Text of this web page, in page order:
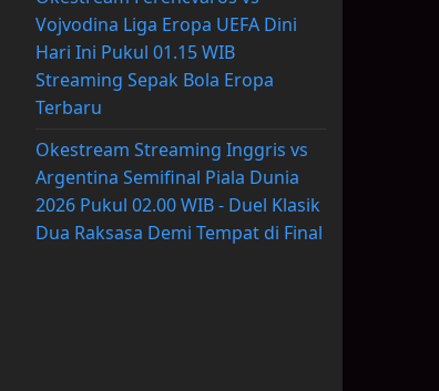
Vojvodina Liga Eropa UEFA Dini
Hari Ini Pukul 01.15 WIB
Streaming Sepak Bola Eropa
Terbaru
Okestream Streaming Inggris vs
Argentina Semifinal Piala Dunia
2026 Pukul 02.00 WIB - Duel Klasik
Dua Raksasa Demi Tempat di Final